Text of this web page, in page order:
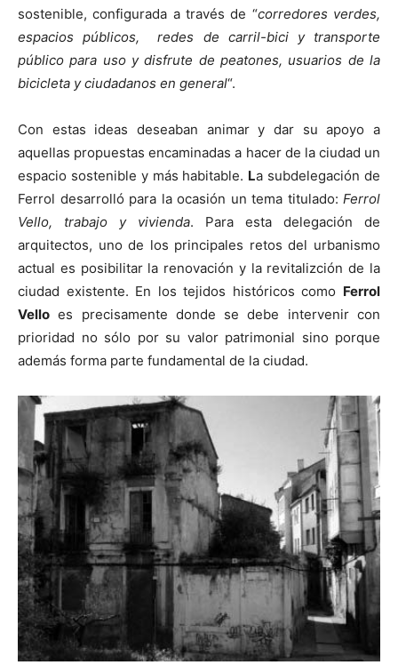
sostenible, configurada a través de “corredores verdes,
espacios públicos, redes de carril-bici y transporte
público para uso y disfrute de peatones, usuarios de la
bicicleta y ciudadanos en general“.
Con estas ideas deseaban animar y dar su apoyo a
aquellas propuestas encaminadas a hacer de la ciudad un
espacio sostenible y más habitable. La subdelegación de
Ferrol desarrolló para la ocasión un tema titulado: Ferrol
Vello, trabajo y vivienda. Para esta delegación de
arquitectos, uno de los principales retos del urbanismo
actual es posibilitar la renovación y la revitalizción de la
ciudad existente. En los tejidos históricos como Ferrol
Vello es precisamente donde se debe intervenir con
prioridad no sólo por su valor patrimonial sino porque
además forma parte fundamental de la ciudad.